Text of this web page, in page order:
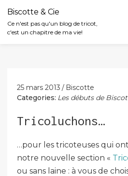
Biscotte & Cie
Ce n'est pas qu'un blog de tricot,
c'est un chapitre de ma vie!
25 mars 2013
Biscotte
Categories: Les débuts de
Tricoluchons…
…pour les tricoteuses qui
notre nouvelle section «
ou sans laine : à vous de